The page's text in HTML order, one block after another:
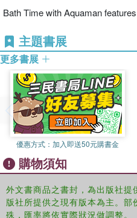
Bath Time with Aquaman
主題書展
更多書展
優惠方式： 加入即送50元購書金
購物須知
外文書商品之書封，為出版社提
版社所提供之現有版本為主。
殊，匯率將依實際狀況做調整。